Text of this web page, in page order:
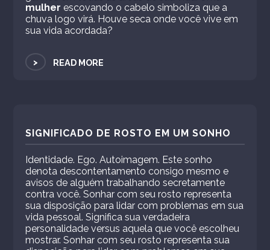
mulher escovando o cabelo simboliza que a
chuva logo virá. Houve seca onde você vive em
sua vida acordada?
> READ MORE
SIGNIFICADO DE ROSTO EM UM SONHO
Identidade. Ego. Autoimagem. Este sonho
denota descontentamento consigo mesmo e
avisos de alguém trabalhando secretamente
contra você. Sonhar com seu rosto representa
sua disposição para lidar com problemas em sua
vida pessoal. Significa sua verdadeira
personalidade versus aquela que você escolheu
mostrar. Sonhar com seu rosto representa sua